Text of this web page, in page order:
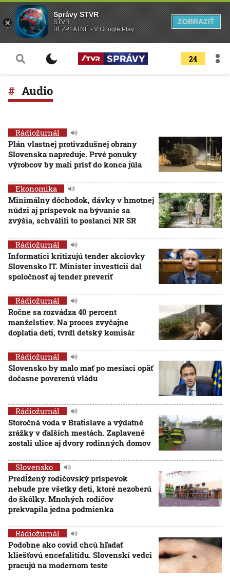
24
Audio
Rádiožurnál
Plán vlastnej protivzdušnej obrany
Slovenska napreduje. Prvé ponuky
výrobcov by mali prísť do konca júla
Ekonomika
Minimálny dôchodok, dávky v hmotnej
núdzi aj príspevok na bývanie sa
zvýšia, schválili to poslanci NR SR
Rádiožurnál
Informatici kritizujú tender akciovky
Slovensko IT. Minister investícii dal
spoločnosť aj tender preveriť
Rádiožurnál
Ročne sa rozvádza 40 percent
manželstiev. Na proces zvyčajne
doplatia deti, tvrdí detský komisár
Rádiožurnál
Slovensko by malo mať po mesiaci opäť
dočasne poverenú vládu
Rádiožurnál
Storočná voda v Bratislave a výdatné
zrážky v ďalších mestách. Zaplavené
zostali ulice aj dvory rodinných domov
Slovensko
Predĺžený rodičovský príspevok
nebude pre všetky deti, ktoré nezoberú
do škôlky. Mnohých rodičov
prekvapila jedna podmienka
Rádiožurnál
Podobne ako covid chcú hľadať
kliešťovú encefalitídu. Slovenskí vedci
pracujú na modernom teste
Správy STVR
STVR
BEZPLATNÉ - V Google Play
ZOBRAZIŤ